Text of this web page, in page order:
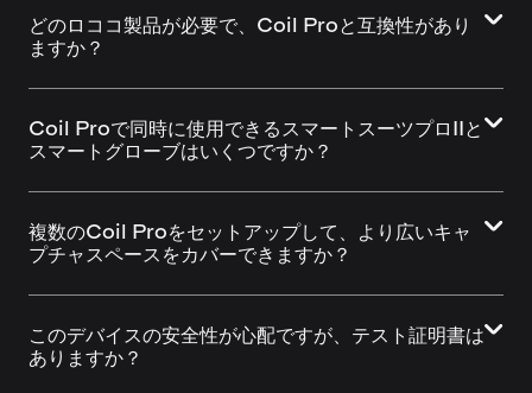
どのロココ製品が必要で、Coil Proと互換性があり
ますか？
Coil Proで同時に使用できるスマートスーツプロIIと
スマートグローブはいくつですか？
複数のCoil Proをセットアップして、より広いキャ
プチャスペースをカバーできますか？
このデバイスの安全性が心配ですが、テスト証明書は
ありますか？